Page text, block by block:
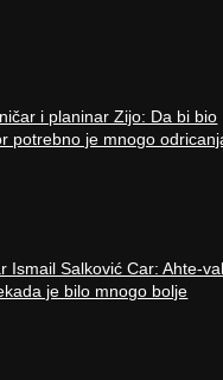
i planinar Zijo: Da bi bio
potrebno je mnogo
Ismail Salković Car: Ahte-
je bilo mnogo bolje